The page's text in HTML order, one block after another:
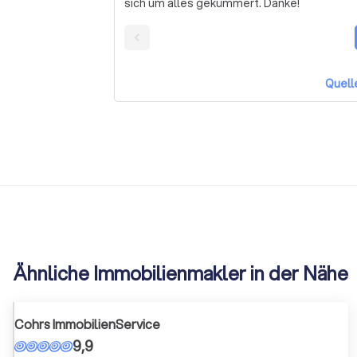
Verfügung. Herr Krug bleibt uns sehr
sich um alles gekümmert. Danke!
Ähnliche Immobilienmakler in der Nähe
Cohrs ImmobilienService
9,9